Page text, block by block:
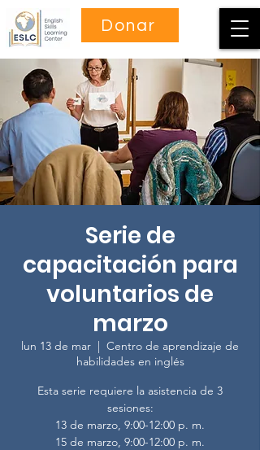
Donar
Serie de
capacitación para
voluntarios de
marzo
lun 13 de mar
  |
Centro de aprendizaje de
habilidades en inglés
Esta serie requiere la asistencia de 3
sesiones:
13 de marzo, 9:00-12:00 p. m.
15 de marzo, 9:00-12:00 p. m.